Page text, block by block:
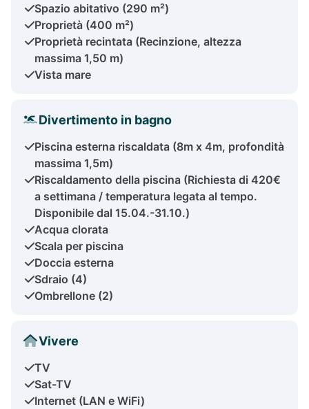
Spazio abitativo (290 m²)
Proprietà (400 m²)
Proprietà recintata (Recinzione, altezza
massima 1,50 m)
Vista mare
Divertimento in bagno
Piscina esterna riscaldata (8m x 4m, profondità
massima 1,5m)
Riscaldamento della piscina (Richiesta di 420€
a settimana / temperatura legata al tempo.
Disponibile dal 15.04.-31.10.)
Acqua clorata
Scala per piscina
Doccia esterna
Sdraio (4)
Ombrellone (2)
Vivere
TV
Sat-TV
Internet (LAN e WiFi)